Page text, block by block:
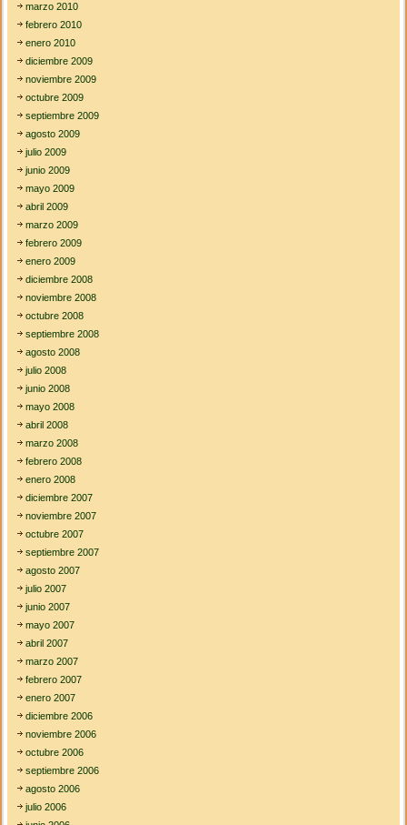
marzo 2010
febrero 2010
enero 2010
diciembre 2009
noviembre 2009
octubre 2009
septiembre 2009
agosto 2009
julio 2009
junio 2009
mayo 2009
abril 2009
marzo 2009
febrero 2009
enero 2009
diciembre 2008
noviembre 2008
octubre 2008
septiembre 2008
agosto 2008
julio 2008
junio 2008
mayo 2008
abril 2008
marzo 2008
febrero 2008
enero 2008
diciembre 2007
noviembre 2007
octubre 2007
septiembre 2007
agosto 2007
julio 2007
junio 2007
mayo 2007
abril 2007
marzo 2007
febrero 2007
enero 2007
diciembre 2006
noviembre 2006
octubre 2006
septiembre 2006
agosto 2006
julio 2006